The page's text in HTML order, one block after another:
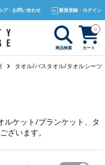
プ・お問い合わせ 新規登録・ログイン
商品検索 カート
0
タオル/バスタオル/タオルシーツ
ルケット/ブランケット 、 タ
ざいます。